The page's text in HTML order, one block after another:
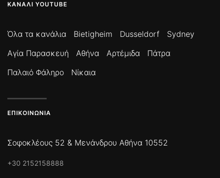
ΚΑΝΆΛΙ YOUTUBE
Όλα τα κανάλια Bietigheim Dusseldorf
Sydney
Αγία Παρασκευή
Αθήνα Αρτέμιδα
Πάτρα
Παλαιό Φάληρο
Νίκαια
ΕΠΙΚΟΙΝΩΝΊΑ
Σοφοκλέους 52 & Μενάνδρου Αθήνα 10552
+30 2152158888